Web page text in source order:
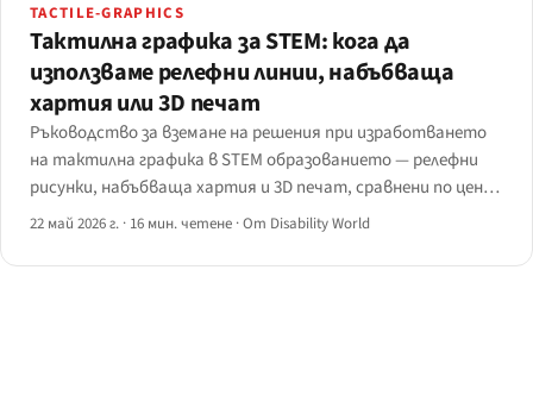
TACTILE-GRAPHICS
Тактилна графика за STEM: кога да
използваме релефни линии, набъбваща
хартия или 3D печат
Ръководство за вземане на решения при изработването
на тактилна графика в STEM образованието — релефни
рисунки, набъбваща хартия и 3D печат, сравнени по цена,
издръжливост, сложност и работен процес в класната
22 май 2026 г. · 16 мин. четене ·От Disability World